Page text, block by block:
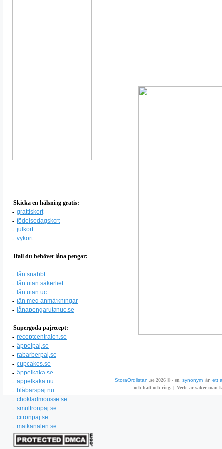
Skicka en hälsning gratis:
- grattiskort
- födelsedagskort
- julkort
- vykort
Ifall du behöver låna pengar:
- lån snabbt
- lån utan säkerhet
- lån utan uc
- lån med anmärkningar
- lånapengarutanuc.se
Supergoda pajrecept:
- receptcentralen.se
- äppelpaj.se
- rabarberpaj.se
- cupcakes.se
- äppelkaka.se
- äppelkaka.nu
- blåbärspaj.nu
- chokladmousse.se
- smultronpaj.se
- citronpaj.se
- matkanalen.se
StoraOrdlistan .se 2026 © - en synonym är ett
och hatt och ring. | Verb är saker man